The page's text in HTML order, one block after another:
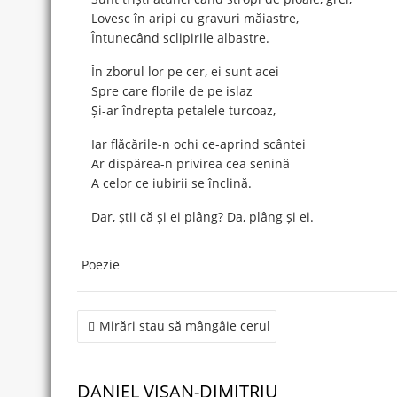
Lovesc în aripi cu gravuri măiastre,
Întunecând sclipirile albastre.
În zborul lor pe cer, ei sunt acei
Spre care florile de pe islaz
Și-ar îndrepta petalele turcoaz,
Iar flăcările-n ochi ce-aprind scântei
Ar dispărea-n privirea cea senină
A celor ce iubirii se înclină.
Dar, știi că și ei plâng? Da, plâng și ei.
Poezie
Post
navigation
Mirări stau să mângâie cerul
DANIEL VISAN-DIMITRIU